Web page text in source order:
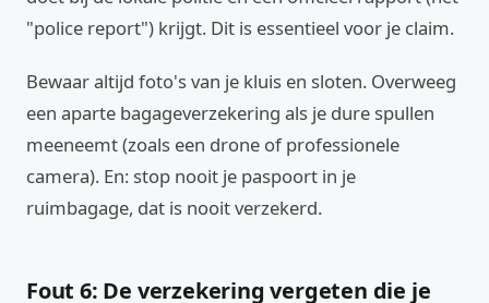
"police report") krijgt. Dit is essentieel voor je claim.
Bewaar altijd foto's van je kluis en sloten. Overweeg
een aparte bagageverzekering als je dure spullen
meeneemt (zoals een drone of professionele
camera). En: stop nooit je paspoort in je
ruimbagage, dat is nooit verzekerd.
Fout 6: De verzekering vergeten die je